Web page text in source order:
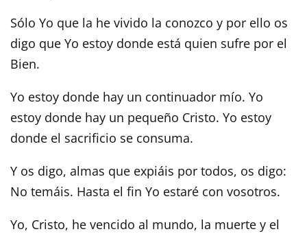
Sólo Yo que la he vivido la conozco y por ello os
digo que Yo estoy donde está quien sufre por el
Bien.
Yo estoy donde hay un continuador mío. Yo
estoy donde hay un pequeño Cristo. Yo estoy
donde el sacrificio se consuma.
Y os digo, almas que expiáis por todos, os digo:
No temáis. Hasta el fin Yo estaré con vosotros.
Yo, Cristo, he vencido al mundo, la muerte y el